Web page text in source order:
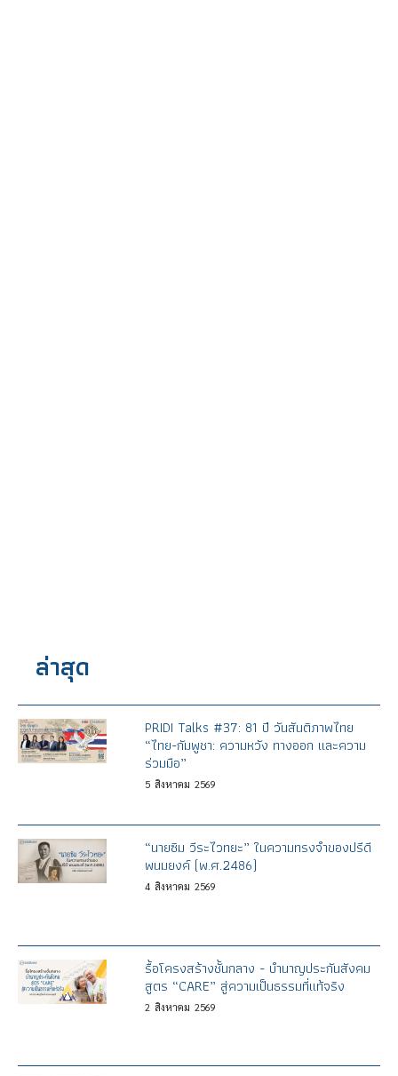
ล่าสุด
PRIDI Talks #37: 81 ปี วันสันติภาพไทย
“ไทย-กัมพูชา: ความหวัง ทางออก และความ
ร่วมมือ”
5 สิงหาคม 2569
“นายซิม วีระไวทยะ” ในความทรงจำของปรีดี
พนมยงค์ (พ.ศ.2486)
4 สิงหาคม 2569
รื้อโครงสร้างชั้นกลาง - บำนาญประกันสังคม
สูตร “CARE” สู่ความเป็นธรรมที่แท้จริง
2 สิงหาคม 2569